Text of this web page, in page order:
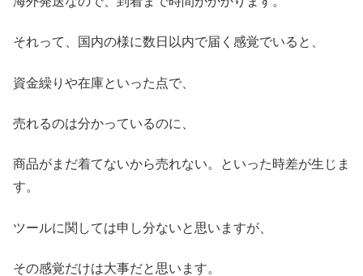
それって、国内の様に数日以内で届く感覚でいると、
資金繰りや在庫といった点で、
売れるのは分かっているのに、
商品がまだ着てないから売れない。といった時差が生じま
す。
ツールに関しては申し分ないと思いますが、
その感覚だけは大事だと思います。